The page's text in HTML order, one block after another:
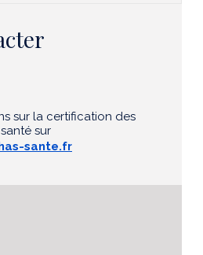
sur la certification des
sur
sante.fr